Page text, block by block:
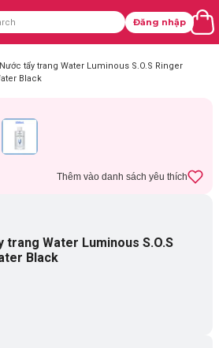
Đăng nhập
tẩy trang Water Luminous S.O.S Ringer
Black
Thêm vào danh sách yêu thích
trang Water Luminous S.O.S
Black